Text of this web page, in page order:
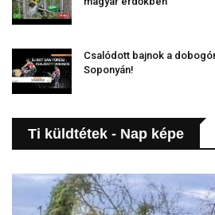
Csalódott bajnok a
Soponyán!
Ti küldtétek - Nap képe